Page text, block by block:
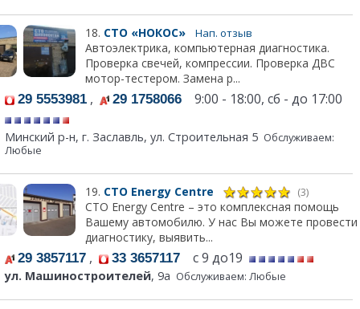
18. СТО «НОКОС» Нап. отзыв
Автоэлектрика, компьютерная диагностика.
Проверка свечей, компрессии. Проверка ДВС
мотор-тестером. Замена р...
29 5553981 , 29 1758066 9:00 - 18:00, сб - до 17:00
Минский р-н, г. Заславль, ул. Строительная 5 Обслуживаем:
Любые
19. СТО Energy Centre (3)
СТО Energy Centre – это комплексная помощь
Вашему автомобилю. У нас Вы можете провести
диагностику, выявить...
29 3857117 , 33 3657117 с 9 до19
ул. Машиностроителей, 9а Обслуживаем: Любые